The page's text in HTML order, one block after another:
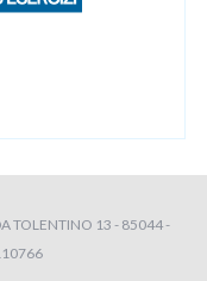
TOLENTINO 13 - 85044 -